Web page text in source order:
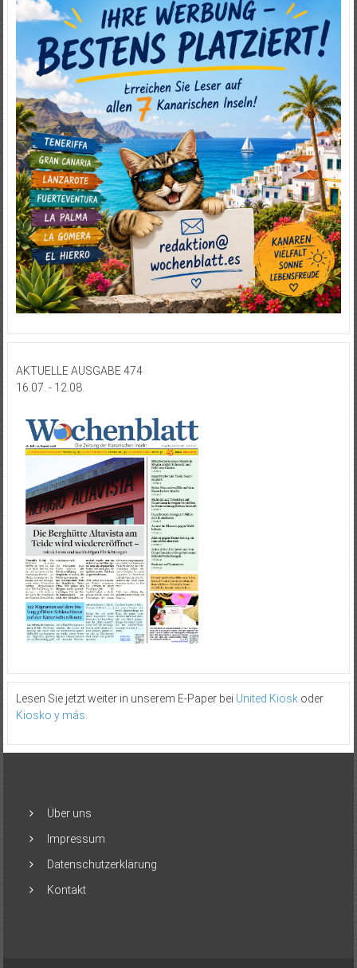
AKTUELLE AUSGABE 474
16.07. - 12.08.
Lesen Sie jetzt weiter in unserem E-Paper bei United Kioskoder
Kiosko y más.
Über uns
Impressum
Datenschutzerklärung
Kontakt